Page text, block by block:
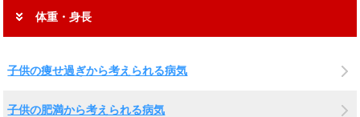
体重・身長
子供の痩せ過ぎから考えられる病気
子供の肥満から考えられる病気